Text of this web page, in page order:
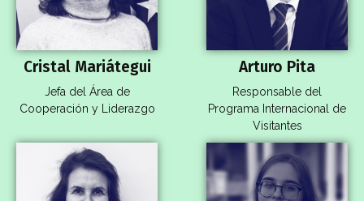
Cristal Mariátegui
Jefa del Área de
Cooperación y Liderazgo
Arturo Pita
Responsable del
Programa Internacional de
Visitantes